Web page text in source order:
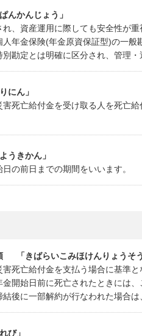
んかんじょう」
、資産運用に際しても安全性が
年金保険(年金原資保証型)の一
勘定とは明確に区分され、管理・
にん」
死亡給付金を受け取る人を死亡
うきかん」
の前日までの期間をいいます。
「きばらいこみほけんりょうそ
死亡給付金を支払う場合に基準
金開始日前に死亡されたときには
後に一部解約が行なわれた場合は
び」